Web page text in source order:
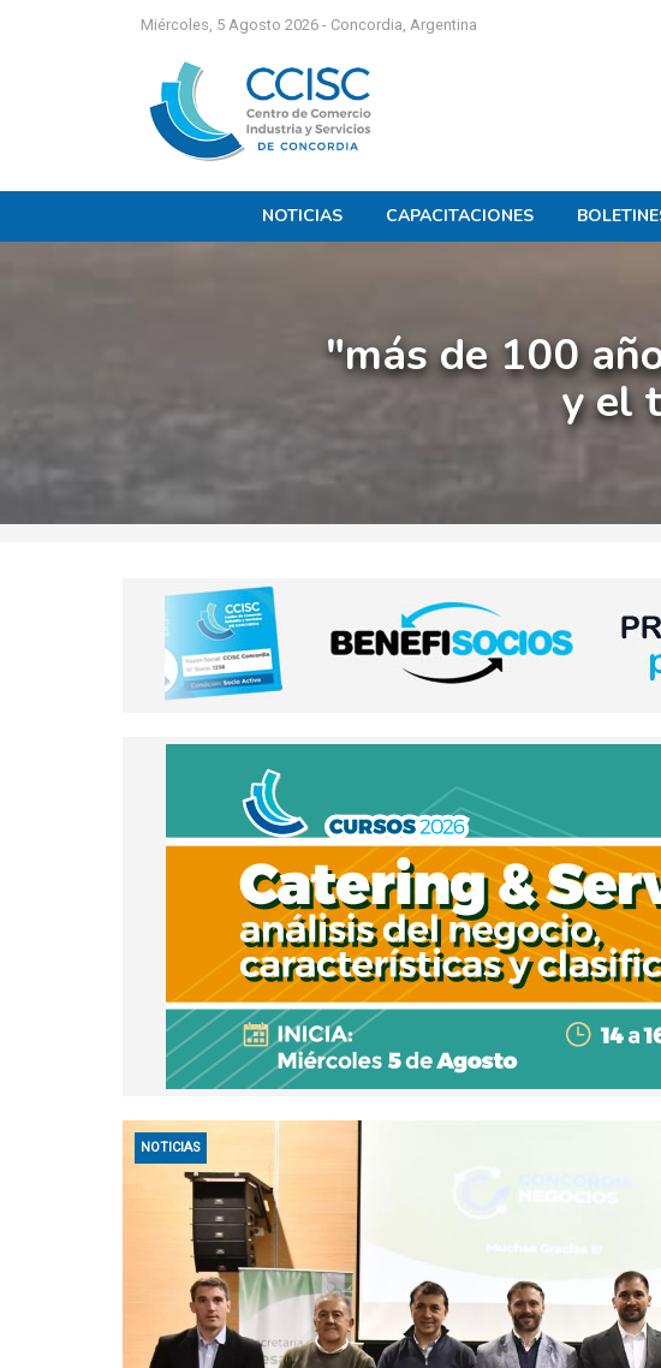
Miércoles, 5 Agosto 2026 - Concordia, Argentina
NOTICIAS CAPACITACIONES
"más de 100
y el
NOTICIAS